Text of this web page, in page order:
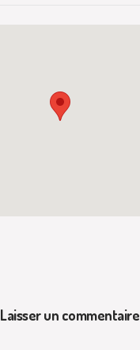
Laisser un commentaire